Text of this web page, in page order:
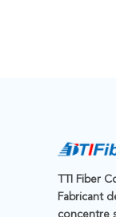
TTI Fiber
Fabricant
concentre